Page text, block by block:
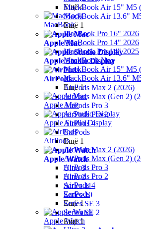
MackBook Air 15" M5
MackBook Air 13.6"
Ещё 1
Apple Mac
Apple Studio Display
AirPods
AirPods Max 2 (2026)
AirPods Max (Gen 2)
AirPods Pro 3
AirPods Pro 2
AirPods 4
EarPods
Ещё 1
Apple Watch
Ultra 3
Ultra 2
Series 11
Series 10
Series SE 3
Series SE 2
Ещё 1
Ещё 4
MacBook
MacBook Pro 16" 2026
MacBook Pro 14" 2026
MacBook Pro 14" 2025
MackBook Neo
MackBook Air 15" M5
MackBook Air 13.6"
Ещё 1
Apple Mac
Apple Studio Display
AirPods
AirPods Max 2 (2026)
AirPods Max (Gen 2)
AirPods Pro 3
AirPods Pro 2
AirPods 4
EarPods
Ещё 1
Apple Watch